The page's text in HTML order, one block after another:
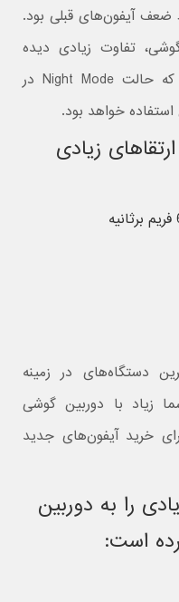
ضعف آیفون‌های قبلی بود.
تفاوت‌ زیادی دیده
خواهد شد. همچنین گفتنی است که حالت Night Mode در
استفاده خواهد بود.
در آیفون ۱۲ با ارتقا‌های زیادی
پرو از برترین دستگاه‌های در زمینه
زیاد با دوربین گوشی
خرید آیفون‌های جدید
را به دوربین
است: